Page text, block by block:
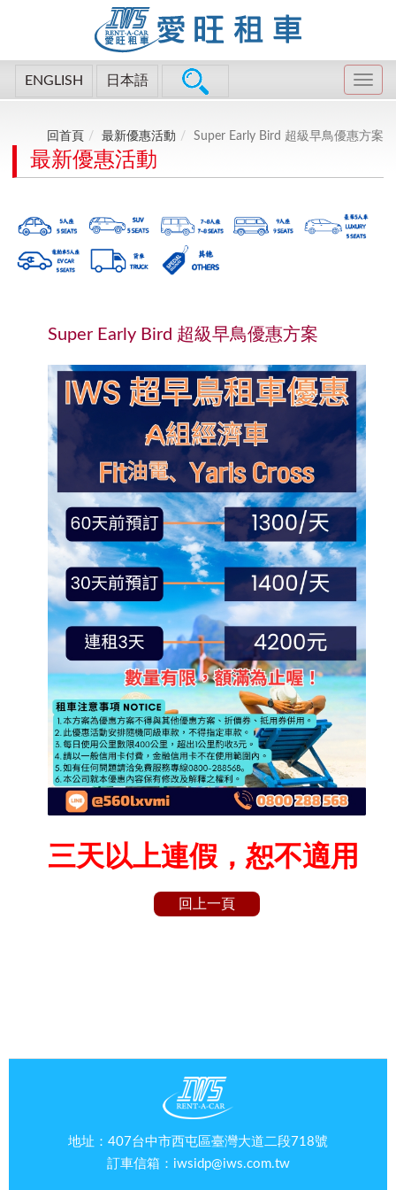
ENGLISH 日本語
回首頁 最新優惠活動 Super Early Bird 超級早鳥優惠方案
最新優惠活動
Super Early Bird 超級早鳥優惠方案
三天以上連假，恕不適用
回上一頁
地址：407台中市西屯區臺灣大道二段718號
訂車信箱： iwsidp@iws.com.tw